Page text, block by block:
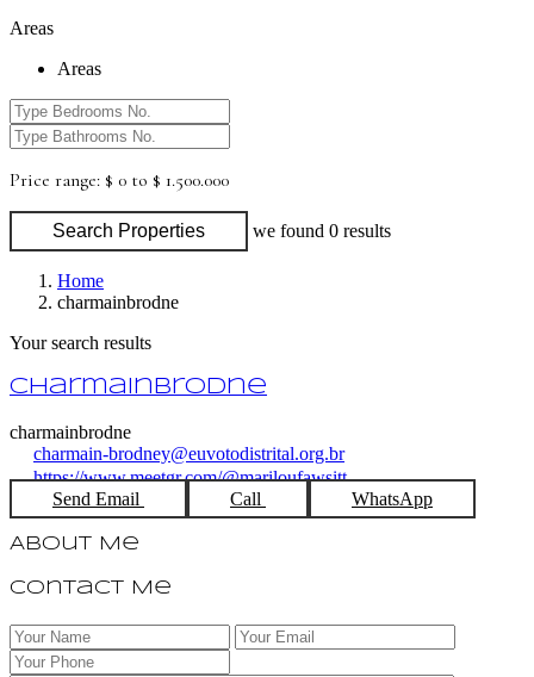
Areas
Areas
Price range: $ 0 to $ 1.500.000
Search Properties we found 0 results
Home
charmainbrodne
Your search results
charmainbrodne
charmainbrodne
charmain-brodney@euvotodistrital.org.br
https://www.meetgr.com/@mariloufawsitt
Send Email
Call WhatsApp
About Me
Contact Me